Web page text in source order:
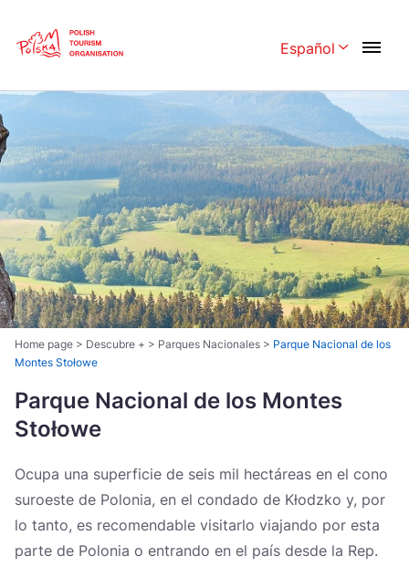
Español
English
Česká 中国
Dansk Deutschland
Español Français
Italiano Magyar
Nederlands 日本語
Português Norsk
Україна
Zamknij
Home page > Descubre + > Parques Nacionales > Parque Nacional de los
Montes Stołowe
Parque Nacional de los Montes
Stołowe
Ocupa una superficie de seis mil hectáreas en el cono
suroeste de Polonia, en el condado de Kłodzko y, por
lo tanto, es recomendable visitarlo viajando por esta
parte de Polonia o entrando en el país desde la Rep.